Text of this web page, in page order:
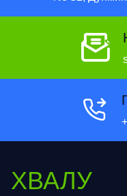
ХВАЛУ